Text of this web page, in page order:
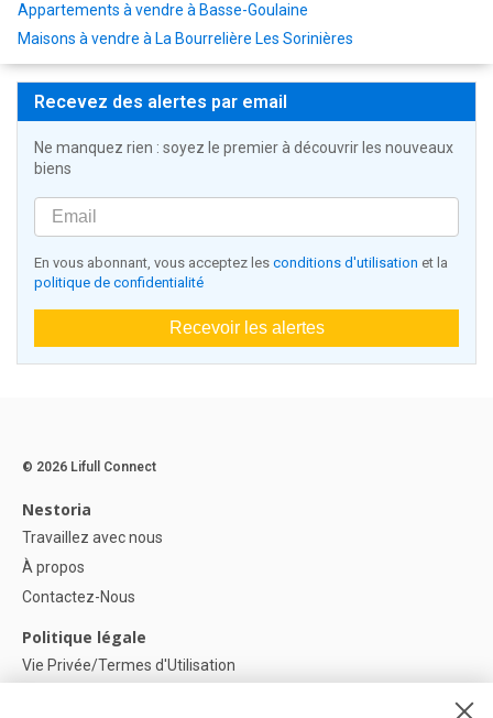
Appartements à vendre à Basse-Goulaine
Maisons à vendre à La Bourrelière Les Sorinières
Recevez des alertes par email
Ne manquez rien : soyez le premier à découvrir les nouveaux
biens
En vous abonnant, vous acceptez les conditions d'utilisation et la
politique de confidentialité
Recevoir les alertes
© 2026 Lifull Connect
Nestoria
Travaillez avec nous
À propos
Contactez-Nous
Politique légale
Vie Privée/Termes d'Utilisation